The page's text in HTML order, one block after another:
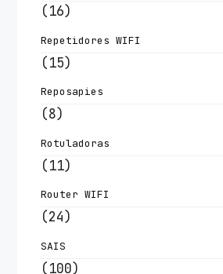
(16)
Repetidores WIFI
(15)
Reposapies
(8)
Rotuladoras
(11)
Router WIFI
(24)
SAIS
(100)